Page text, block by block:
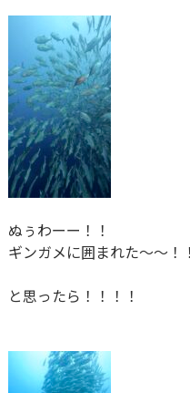
ぬぅわーー！！
ギンガメに囲まれた～～！
と思ったら！！！！